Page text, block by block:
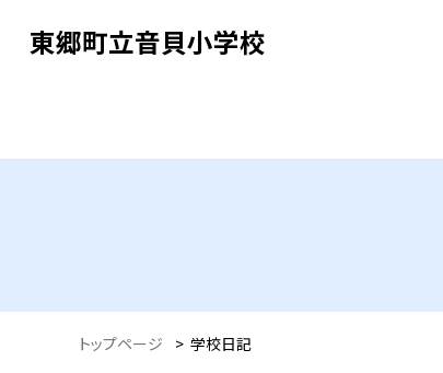
東郷町立音貝小学校
トップページ > 学校日記